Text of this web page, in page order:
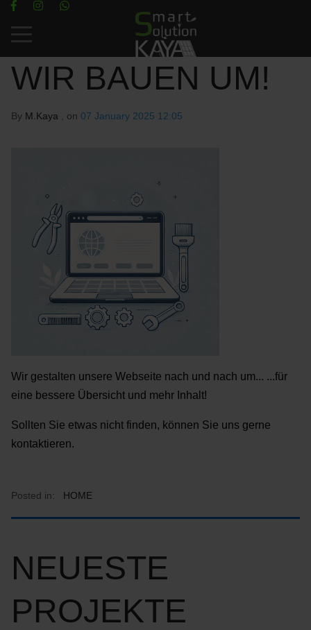
Mobile Menu Toggle
WIR BAUEN UM!
By M.Kaya , on 07 January 2025 12:05
Wir gestalten unsere Webseite nach und nach um... ...für
eine bessere Übersicht und mehr Inhalt!
Sollten Sie etwas nicht finden, können Sie uns gerne
kontaktieren.
Posted in: HOME
NEUESTE
PROJEKTE